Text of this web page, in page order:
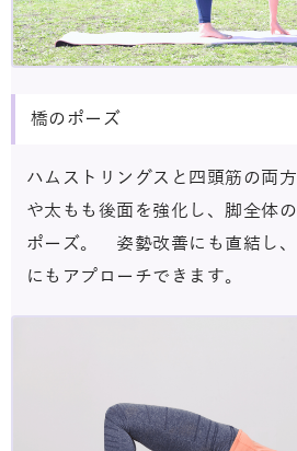
橋のポーズ
ハムストリングスと四頭筋の両
や太もも後面を強化し、脚全体
ポーズ。 姿勢改善にも直結し
にもアプローチできます。